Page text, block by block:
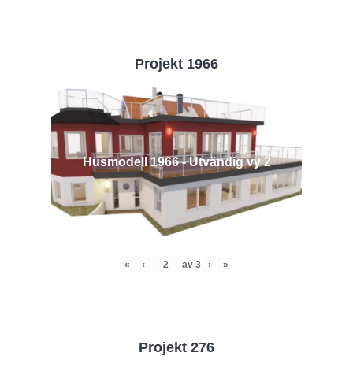
Projekt 1966
Husmodell 1966 - Utvändig vy 2
« ‹ av 3 › »
Projekt 276